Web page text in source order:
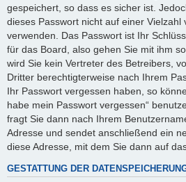
gespeichert, so dass es sicher ist.
dieses Passwort nicht auf einer Vielzahl
verwenden. Das Passwort ist Ihr
für das Board, also gehen Sie mit ihm
wird Sie kein Vertreter des Betreibers,
Dritter berechtigterweise nach Ihrem
Ihr Passwort vergessen haben, so
habe mein Passwort vergessen“
fragt Sie dann nach Ihrem
Adresse und sendet anschließend ein
diese Adresse, mit dem Sie dann auf
GESTATTUNG DER